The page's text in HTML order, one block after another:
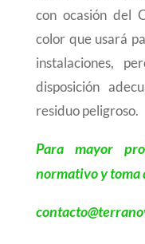
con ocasión del
color que usará
instalaciones,
disposición
residuo peligroso.
Para mayor
normativo y toma